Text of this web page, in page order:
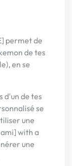
permet de
de tes
en se
d'un de tes
se
une
with a
une